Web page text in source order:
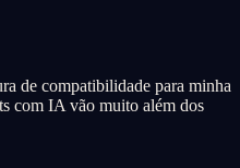
de compatibilidade para minha
com IA vão muito além dos